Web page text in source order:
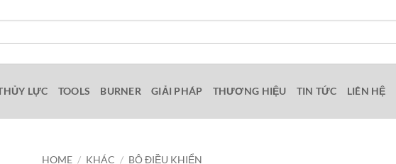
LỰC TOOLS BURNER GIẢI PHÁP THƯƠNG HIỆU TIN TỨC LIÊN HỆ
HOME / KHÁC / BỘ ĐIỀU KHIỂN